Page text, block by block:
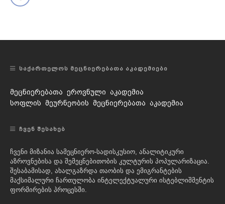
ᲡᲐᲥᲐᲠᲗᲔᲚᲝᲡ ᲛᲔᲪᲜᲘᲔᲠᲔᲑᲐᲗᲐ ᲐᲙᲐᲓᲔᲛᲘᲔᲑᲘ
მეცნიერებათა ეროვნული აკადემია
სოფლის მეურნეობის მეცნიერებათა აკადემია
ᲩᲕᲔᲜ ᲨᲔᲡᲐᲮᲔᲑ
ჩვენი მიზანია სამეცნიერო-სადისკუსიო, ანალიტიკური
აზროვნებისა და შემეცნებითობის კულტურის პოპულარიზაცია.
შესაბამისად, ახალგაზრდა თაობის და ემიგრანტების
მაქსიმალური ჩართულობა ინტელექტუალური ისტებლიშმენტის
ფორმირების პროცესში.